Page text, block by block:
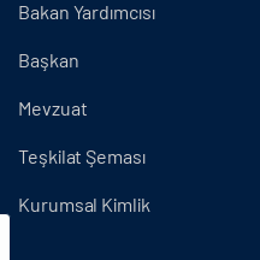
Bakan Yardımcısı
Başkan
Mevzuat
Teşkilat Şeması
Kurumsal Kimlik